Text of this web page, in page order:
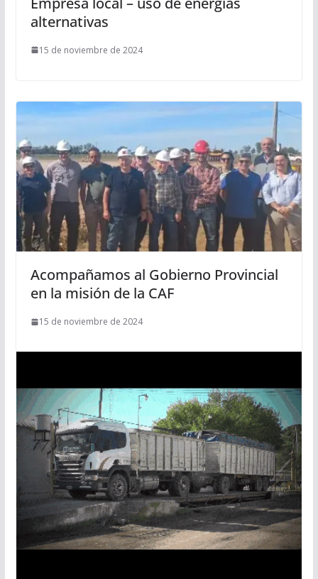
alternativas
15 de noviembre de 2024
Acompañamos al Gobierno Provincial
en la misión de la CAF
15 de noviembre de 2024